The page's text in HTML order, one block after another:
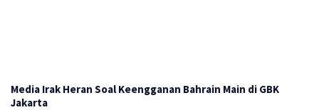
Media Irak Heran Soal Keengganan Bahrain Main di GBK
Jakarta